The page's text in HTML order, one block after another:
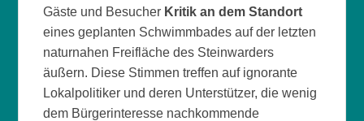
Gäste und Besucher Kritik an dem Standort
eines geplanten Schwimmbades auf der letzten
naturnahen Freifläche des Steinwarders
äußern. Diese Stimmen treffen auf ignorante
Lokalpolitiker und deren Unterstützer, die wenig
dem Bürgerinteresse nachkommende